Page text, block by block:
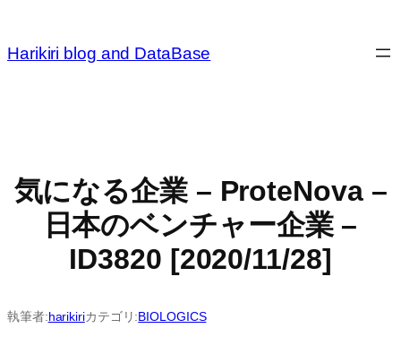
を
Harikiri blog and DataBase
気になる企業 – ProteNova –
日本のベンチャー企業 –
ID3820 [2020/11/28]
執筆者:harikiriカテゴリ:BIOLOGICS